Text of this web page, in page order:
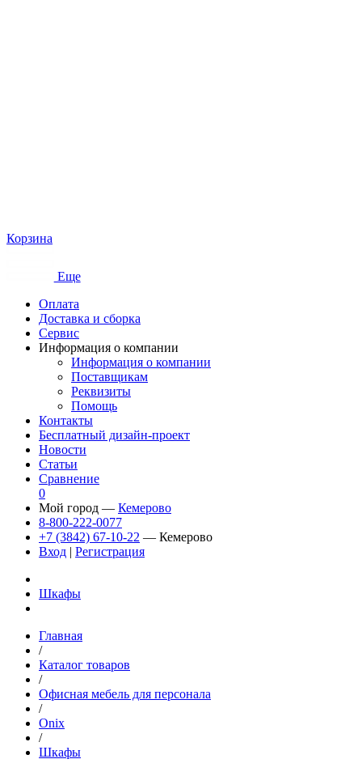
Корзина
Еще
Оплата
Доставка и сборка
Сервис
Информация о компании
Информация о компании
Поставщикам
Реквизиты
Помощь
Контакты
Бесплатный дизайн-проект
Новости
Статьи
Сравнение
0
Мой город — Кемерово
8-800-222-0077
+7 (3842) 67-10-22 — Кемерово
Вход | Регистрация
Шкафы
Главная
/
Каталог товаров
/
Офисная мебель для персонала
/
Onix
/
Шкафы